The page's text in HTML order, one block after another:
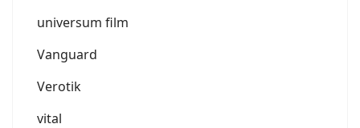
universum film
Vanguard
Verotik
vital